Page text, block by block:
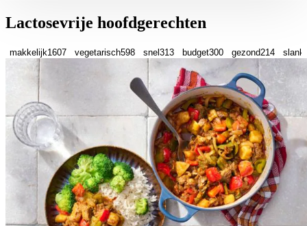
Lactosevrije hoofdgerechten
makkelijk1607 vegetarisch598 snel 313 budget300 gezond214 slank